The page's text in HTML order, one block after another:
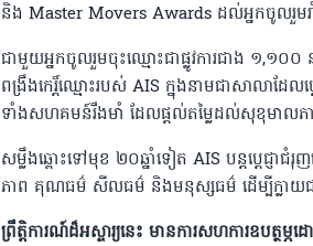
និង Master Movers Awards ដល់អ្នកចូលរួមរ
ជាមួយអ្នកចូលរួមចុះឈ្មោះជាផ្លូវការជាង ១,១០
ពង្រឹងកេរ្តិ៍ឈ្មោះរបស់ AIS ក្នុងនាមជាសាលាដែលប្
ទាំងសហគមន៍រឹងមាំ ដែលផ្តល់តម្លៃដល់សុខុមាលភ
សម្លឹងឆ្ពោះទៅមុខ ២០ឆ្នាំទៀត AIS បន្តប្តេជ្ញ
ភាព គុណធម៌ សីលធម៌ និងមនុស្សធម៌ ដើម្បីក្លាយជា
ព្រឹត្តិការណ៍ដ៏អស្ចារ្យនេះ មានការសហការឧបត្ថម្ភ